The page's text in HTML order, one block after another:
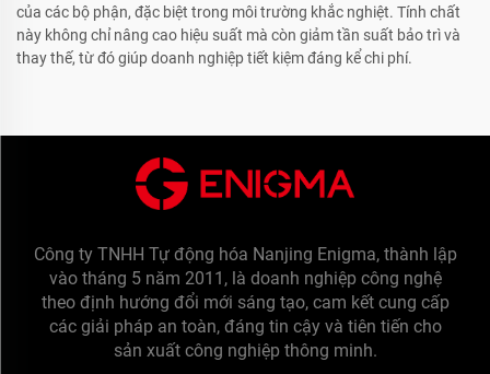
của các bộ phận, đặc biệt trong môi trường khắc nghiệt. Tính chất
này không chỉ nâng cao hiệu suất mà còn giảm tần suất bảo trì và
thay thế, từ đó giúp doanh nghiệp tiết kiệm đáng kể chi phí.
Công ty TNHH Tự động hóa Nanjing Enigma, thành lập
vào tháng 5 năm 2011, là doanh nghiệp công nghệ
theo định hướng đổi mới sáng tạo, cam kết cung cấp
các giải pháp an toàn, đáng tin cậy và tiên tiến cho
sản xuất công nghiệp thông minh.